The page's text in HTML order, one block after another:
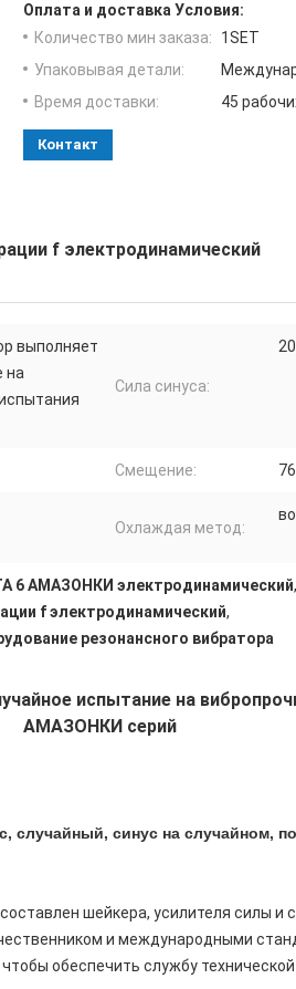
Оплата и доставка Условия:
Количество мин заказа:
1SET
Упаковывая детали:
Время доставки:
45
Контакт
f электродинамический
выполняет
на
Сила синуса:
Смещение:
Охлаждая метод:
6 АМАЗОНКИ электродинамический,
f электродинамический,
резонансного вибратора
испытание на
АМАЗОНКИ серий
случайный, синус на случайном,
шейкера, усилителя силы и
и международными
чтобы обеспечить службу